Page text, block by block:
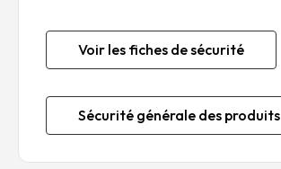
Voir les fiches de sécurité
Sécurité générale des produits